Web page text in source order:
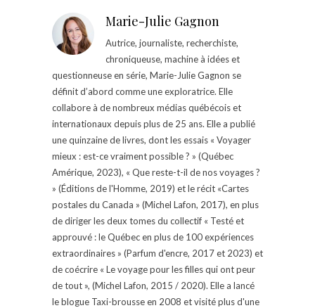
Marie-Julie Gagnon
Autrice, journaliste, recherchiste,
chroniqueuse, machine à idées et
questionneuse en série, Marie-Julie Gagnon se
définit d’abord comme une exploratrice. Elle
collabore à de nombreux médias québécois et
internationaux depuis plus de 25 ans. Elle a publié
une quinzaine de livres, dont les essais « Voyager
mieux : est-ce vraiment possible ? » (Québec
Amérique, 2023), « Que reste-t-il de nos voyages ?
» (Éditions de l'Homme, 2019) et le récit «Cartes
postales du Canada » (Michel Lafon, 2017), en plus
de diriger les deux tomes du collectif « Testé et
approuvé : le Québec en plus de 100 expériences
extraordinaires » (Parfum d'encre, 2017 et 2023) et
de coécrire « Le voyage pour les filles qui ont peur
de tout », (Michel Lafon, 2015 / 2020). Elle a lancé
le blogue Taxi-brousse en 2008 et visité plus d'une